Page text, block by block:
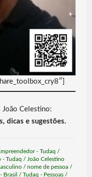
João Celestino:
dicas e sugestões.
- Tudaq /
- Tudaq / João Celestino
/ nome de pessoa/
Brasil / Tudaq - Pessoas/